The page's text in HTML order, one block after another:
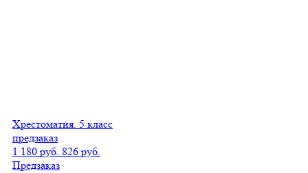
Хрестоматия. 5 класс
предзаказ
1 180 руб. 826 руб.
Предзаказ